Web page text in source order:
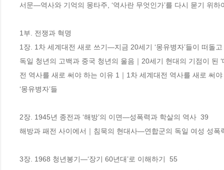
서문―역사와 기억의 몽타주, ‘역사란 무엇인가’를 다시 묻기 위하
1부. 전쟁과 혁명
1장. 1차 세계대전 새로 쓰기―지금 20세기 ‘몽유병자’들이 떠돌
독일 청년의 고백과 중국 청년의 울음｜20세기 현대의 기점이 된
전 역사를 새로 써야 하는 이유 1｜1차 세계대전 역사를 새로 써
‘몽유병자’들
2장. 1945년 종전과 ‘해방’의 이면―성폭력과 학살의 역사  39
해방과 패전 사이에서｜침묵의 현대사―연합군의 독일 여성 성
3장. 1968 청년봉기―‘장기 60년대’로 이해하기  55